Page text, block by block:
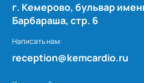
г. Кемерово, бульвар
Барбараша, стр. 6
Написать нам:
reception@kemcardio.ru